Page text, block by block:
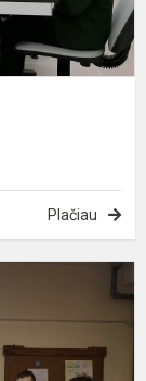
Plačiau